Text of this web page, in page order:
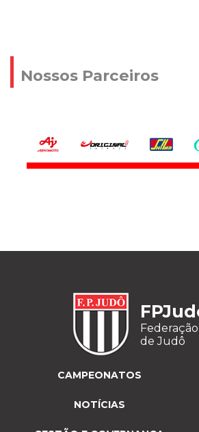
Nossos Parceiros
de Judô
CAMPEONATOS
NOTÍCIAS